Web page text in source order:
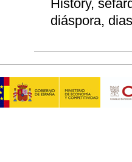
History,
diáspora,